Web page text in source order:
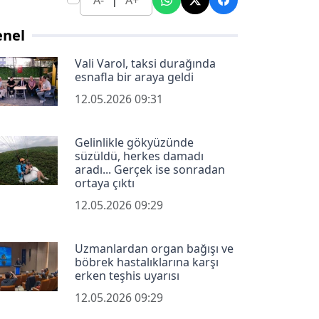
Vali Varol, taksi durağında
esnafla bir araya geldi
12.05.2026 09:31
Gelinlikle gökyüzünde
süzüldü, herkes damadı
aradı... Gerçek ise sonradan
ortaya çıktı
12.05.2026 09:29
Uzmanlardan organ bağışı ve
böbrek hastalıklarına karşı
erken teşhis uyarısı
12.05.2026 09:29